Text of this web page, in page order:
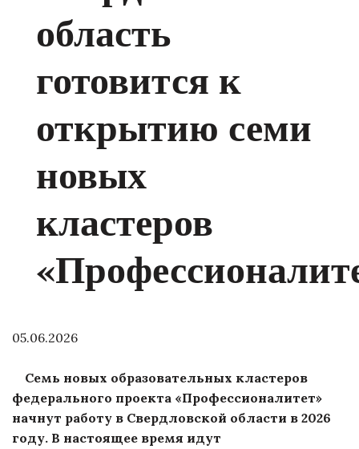
область
готовится к
открытию семи
новых
кластеров
05.06.2026
Семь новых образовательных кластеров
федерального проекта «Профессионалитет»
начнут работу в Свердловской области в 2026
году. В настоящее время идут